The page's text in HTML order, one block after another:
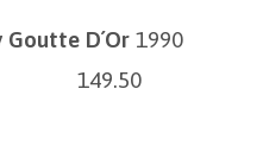
Goutte D´Or 1990